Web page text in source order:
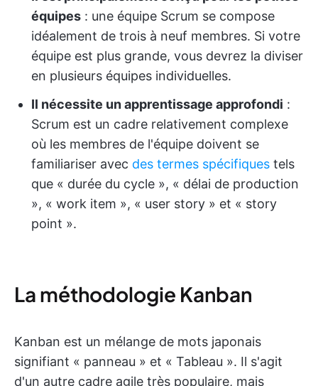
équipes : une équipe Scrum se compose
idéalement de trois à neuf membres. Si votre
équipe est plus grande, vous devrez la diviser
en plusieurs équipes individuelles.
Il nécessite un apprentissage approfondi :
Scrum est un cadre relativement complexe
où les membres de l'équipe doivent se
familiariser avec des termes spécifiques tels
que « durée du cycle », « délai de production
», « work item », « user story » et « story
point ».
La méthodologie Kanban
Kanban est un mélange de mots japonais
signifiant « panneau » et « Tableau ». Il s'agit
d'un autre cadre agile très populaire, mais